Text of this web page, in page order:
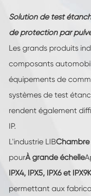
humide pour
et de
Solution de test
de protection par
Les grands produits
composants
équipements de
systèmes de test
rendent également
IP.
L'industrie LIBChambre
pourÀ grande échelle
IPX4, IPX5, IPX6 et IPX9K
permettant aux